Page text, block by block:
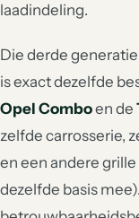
laadindeling.
Die derde
is exact dezelfde
Opel Comboen de
zelfde carrosserie,
en een andere
dezelfde basis